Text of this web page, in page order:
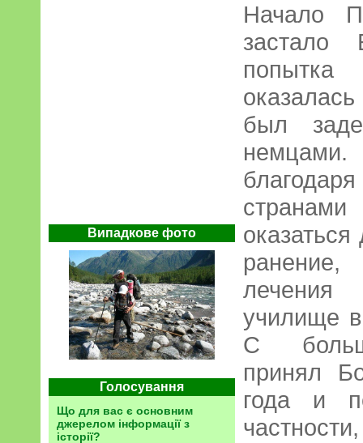
Випадкове фото
Голосування
Що для вас є основним
джерелом інформації з
історії?
Начало
попытка
был
училище
С
принял
года и